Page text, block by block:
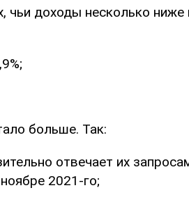
чьи доходы несколько
больше. Так:
отвечает их
2021-го;